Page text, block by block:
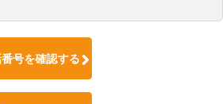
号を確認する